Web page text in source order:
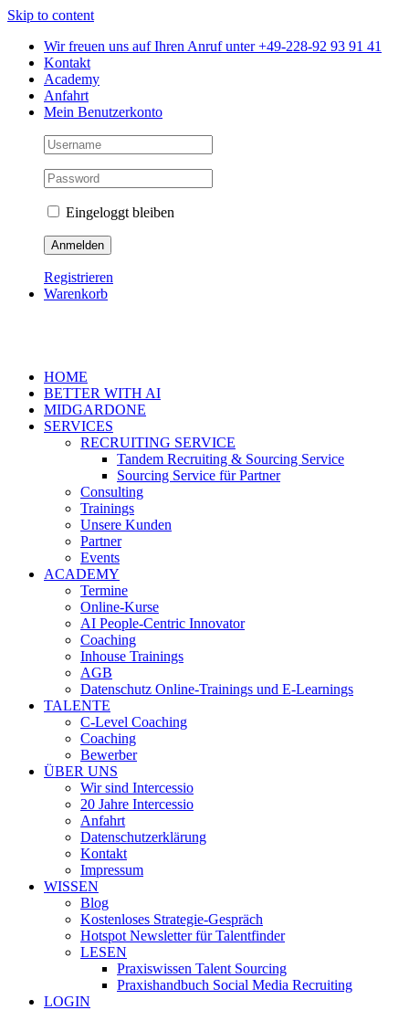
Skip to content
Wir freuen uns auf Ihren Anruf unter +49-228-92 93 91 41
Kontakt
Academy
Anfahrt
Mein Benutzerkonto
Eingeloggt bleiben
Registrieren
Warenkorb
HOME
BETTER WITH AI
MIDGARDONE
SERVICES
RECRUITING SERVICE
Tandem Recruiting & Sourcing Service
Sourcing Service für Partner
Consulting
Trainings
Unsere Kunden
Partner
Events
ACADEMY
Termine
Online-Kurse
AI People-Centric Innovator
Coaching
Inhouse Trainings
AGB
Datenschutz Online-Trainings und E-Learnings
TALENTE
C-Level Coaching
Coaching
Bewerber
ÜBER UNS
Wir sind Intercessio
20 Jahre Intercessio
Anfahrt
Datenschutzerklärung
Kontakt
Impressum
WISSEN
Blog
Kostenloses Strategie-Gespräch
Hotspot Newsletter für Talentfinder
LESEN
Praxiswissen Talent Sourcing
Praxishandbuch Social Media Recruiting
LOGIN